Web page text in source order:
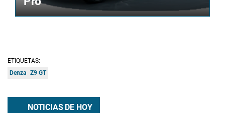
ETIQUETAS:
Denza Z9 GT
NOTICIAS DE HOY